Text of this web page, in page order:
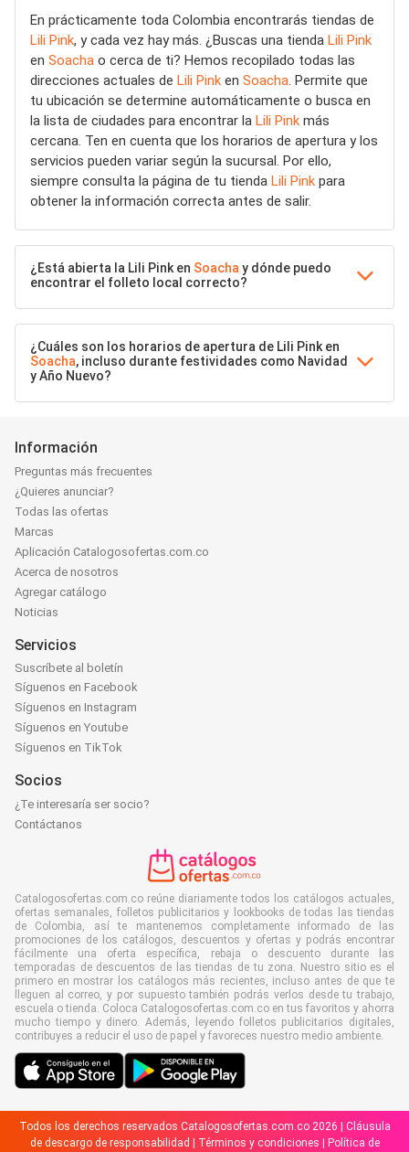
En prácticamente toda Colombia encontrarás tiendas de
Lili Pink, y cada vez hay más. ¿Buscas una tienda Lili Pink
en Soacha o cerca de ti? Hemos recopilado todas las
direcciones actuales de Lili Pink en Soacha. Permite que
tu ubicación se determine automáticamente o busca en
la lista de ciudades para encontrar la Lili Pink más
cercana. Ten en cuenta que los horarios de apertura y los
servicios pueden variar según la sucursal. Por ello,
siempre consulta la página de tu tienda Lili Pink para
obtener la información correcta antes de salir.
¿Está abierta la Lili Pink en Soacha y dónde puedo
encontrar el folleto local correcto?
¿Cuáles son los horarios de apertura de Lili Pink en
Soacha, incluso durante festividades como Navidad
y Año Nuevo?
Información
Preguntas más frecuentes
¿Quieres anunciar?
Todas las ofertas
Marcas
Aplicación Catalogosofertas.com.co
Acerca de nosotros
Agregar catálogo
Noticias
Servicios
Suscríbete al boletín
Síguenos en Facebook
Síguenos en Instagram
Síguenos en Youtube
Síguenos en TikTok
Socios
¿Te interesaría ser socio?
Contáctanos
Catalogosofertas.com.co reúne diariamente todos los catálogos actuales,
ofertas semanales, folletos publicitarios y lookbooks de todas las tiendas
de Colombia, así te mantenemos completamente informado de las
promociones de los catálogos, descuentos y ofertas y podrás encontrar
fácilmente una oferta específica, rebaja o descuento durante las
temporadas de descuentos de las tiendas de tu zona. Nuestro sitio es el
primero en mostrar los catálogos más recientes, incluso antes de que te
lleguen al correo, y por supuesto también podrás verlos desde tu trabajo,
escuela o tienda. Coloca Catalogosofertas.com.co en tus favoritos y ahorra
mucho tiempo y dinero. Además, leyendo folletos publicitarios digitales,
contribuyes a reducir el uso de papel y favoreces nuestro medio ambiente.
Todos los derechos reservados Catalogosofertas.com.co 2026 | Cláusula
de descargo de responsabilidad | Términos y condiciones | Política de